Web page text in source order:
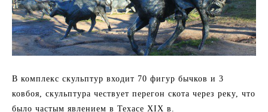
В комплекс скульптур входит 70 фигур бычков и 3
ковбоя, скульптура чествует перегон скота через реку, что
было частым явлением в Техасе XIX в.